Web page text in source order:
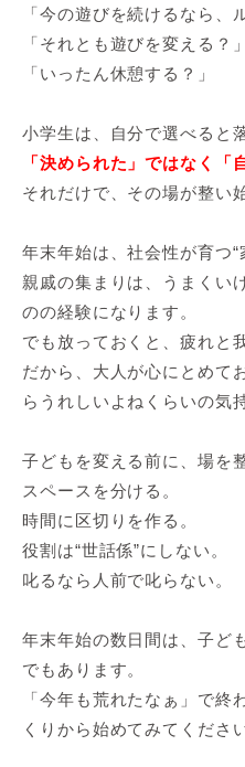
「今の遊びを続けるなら、
「それとも遊びを変える？」
「いったん休憩する？」
小学生は、自分で選べると
「決められた」ではなく「
それだけで、その場が整い
年末年始は、社会性が育つ“
親戚の集まりは、うまくい
のの経験になります。
でも放っておくと、疲れと
だから、大人が心にとめて
らうれしいよねくらいの気
子どもを変える前に、場を
スペースを分ける。
時間に区切りを作る。
役割は“世話係”にしない。
叱るなら人前で叱らない。
年末年始の数日間は、子ど
でもあります。
「今年も荒れたなぁ」で
くりから始めてみてください